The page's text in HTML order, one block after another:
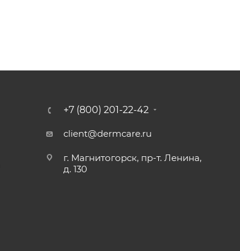
+7 (800) 201-22-42
client@dermcare.ru
г. Магнитогорск, пр-т. Ленина,
д. 130